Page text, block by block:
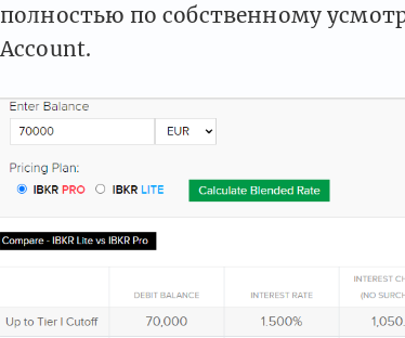
полностью по собственному
Account.